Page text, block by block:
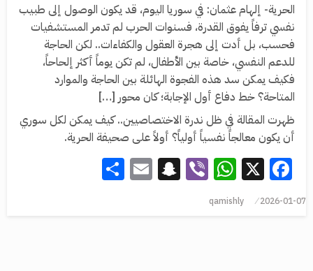
الحرية- إلهام عثمان: في سوريا اليوم، قد يكون الوصول إلى طبيب
نفسي ترفاً يفوق القدرة، فسنوات الحرب لم تدمر المستشفيات
فحسب، بل أدت إلى هجرة العقول والكفاءات.. لكن الحاجة
للدعم النفسي، خاصة بين الأطفال، لم تكن يوماً أكثر إلحاحاً،
فكيف يمكن سد هذه الفجوة الهائلة بين الحاجة والموارد
المتاحة؟ خط دفاع أول الإجابة؛ كان محور […]
ظهرت المقالة في ظل ندرة الاختصاصيين.. كيف يمكن لكل سوري
أن يكون معالجاً نفسياً أولياً؟ أولاً على صحيفة الحرية.
Facebook
X
WhatsApp
Viber
Snapchat
Email
2026-01-07
qamishly